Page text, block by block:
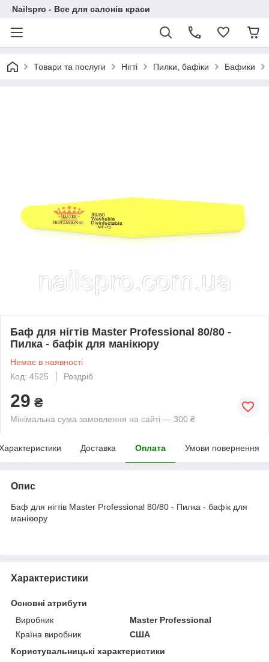
Nailspro - Все для салонів краси
Товари та послуги Нігті Пилки, бафіки Бафики
Баф для нігтів Master Professional 80/80 -
Пилка - бафік для манікюру
Немає в наявності
Код: 4525
Роздріб
29 ₴
Мінімальна сума замовлення на сайті — 300 ₴
Доставка Оплата Умови повернення
Опис
Баф для нігтів Master Professional 80/80 - Пилка - бафік для
манікюру
Характеристики
Основні атрибути
Виробник
Master Professional
Країна виробник
США
Користувальницькі характеристики